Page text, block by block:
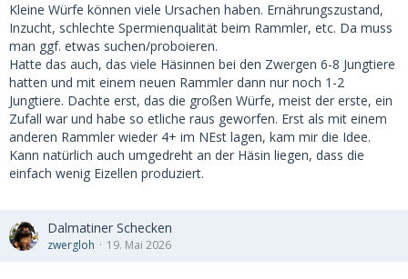
Kleine Würfe können viele Ursachen haben. Ernährungszustand,
Inzucht, schlechte Spermienqualität beim Rammler, etc. Da muss
man ggf. etwas suchen/proboieren.
Hatte das auch, das viele Häsinnen bei den Zwergen 6-8 Jungtiere
hatten und mit einem neuen Rammler dann nur noch 1-2
Jungtiere. Dachte erst, das die großen Würfe, meist der erste, ein
Zufall war und habe so etliche raus geworfen. Erst als mit einem
anderen Rammler wieder 4+ im NEst lagen, kam mir die Idee.
Kann natürlich auch umgedreht an der Häsin liegen, dass die
einfach wenig Eizellen produziert.
Dalmatiner Schecken
zwergloh 19. Mai 2026